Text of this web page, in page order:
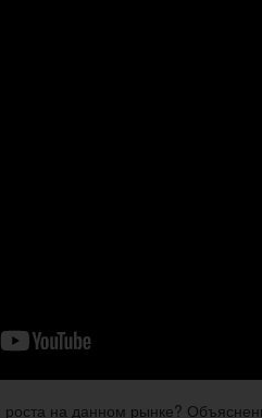
роста на данном рынке?